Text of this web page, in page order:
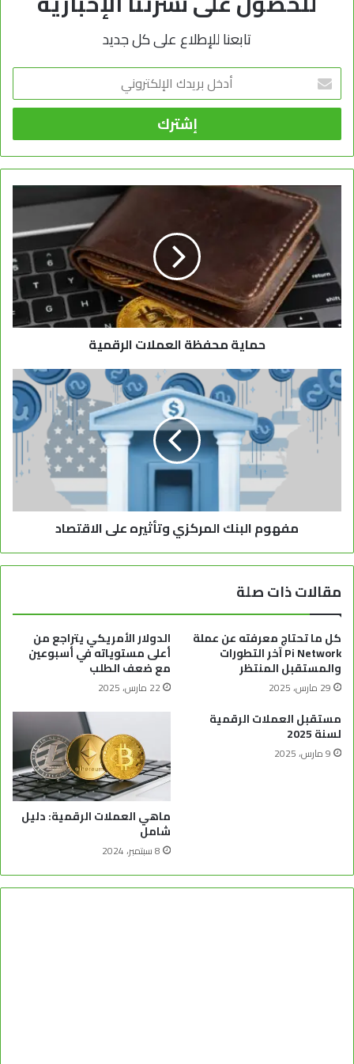
تابعنا للإطلاع على كل جديد
أدخل
بريدك
الإلكتروني
حماية محفظة العملات الرقمية
مفهوم البنك المركزي وتأثيره على الاقتصاد
مقالات ذات صلة
كل ما تحتاج معرفته عن عملة
Pi Network آخر التطورات
والمستقبل المنتظر
29 مارس، 2025
الدولار الأمريكي يتراجع من
أعلى مستوياته في أسبوعين
مع ضعف الطلب
22 مارس، 2025
مستقبل العملات الرقمية
لسنة 2025
9 مارس، 2025
ماهي العملات الرقمية: دليل
شامل
8 سبتمبر، 2024